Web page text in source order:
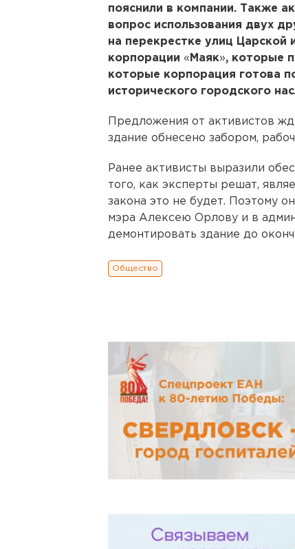
пояснили в компании. Также
вопрос использования двух
на перекрестке улиц
корпорации « Маяк», которые
которые корпорация готова
исторического городского
Предложения от активистов
здание обнесено забором,
Ранее активисты выразили
того, как эксперты решат,
закона это не будет. Поэтому
мэра Алексею Орлову и в
демонтировать здание до
Общество